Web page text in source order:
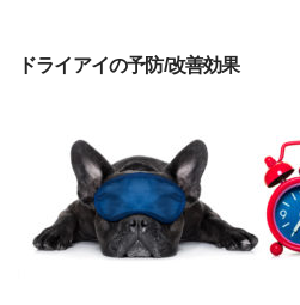
ドライアイの予防/改善効果